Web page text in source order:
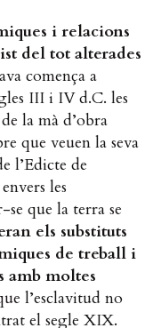
i relacions
del tot alterades
comença a
III i IV d.C. les
la mà d’obra
que veuen la seva
l’Edicte de
les
se que la terra se
els substituts
de treball i
amb moltes
l’esclavitud no
el segle XIX.